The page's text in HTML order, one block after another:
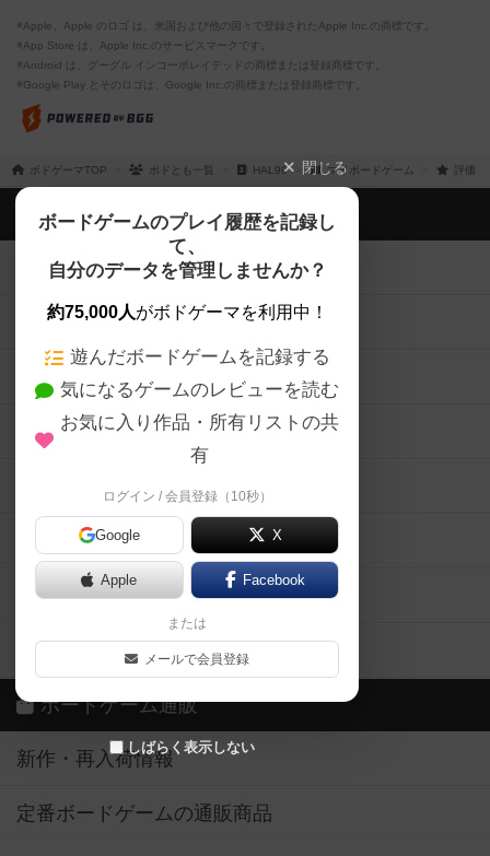
※Apple、Apple のロゴ は、米国および他の国々で登録されたApple Inc.の商標です。
※App Store は、Apple Inc.のサービスマークです。
※Android は、グーグル インコーポレイテッドの商標または登録商標です。
※Google Play とそのロゴは、Google Inc.の商標または登録商標です。
ボドゲーマTOP ボドとも一覧 HAL99 マイボードゲーム 評価し
閉じる
ボードゲームのプレイ履歴を記録し
て、
自分のデータを管理しませんか？
約75,000人がボドゲーマを利用中！
遊んだボードゲームを記録する
気になるゲームのレビューを読む
お気に入り作品・所有リストの共
有
ログイン / 会員登録（10秒）
Google X
Apple Facebook
または
メールで会員登録
しばらく表示しない
ボドゲーマTOP
ボードゲームを検索する
ボードゲームの新着レビュー
ボードゲーム会情報
メカニクス特集
掲示板・トピックス
ボドとも・会員一覧
ボードゲーム業界コラム
ボドゲーマご利用案内
ボードゲーム通販
新作・再入荷情報
定番ボードゲームの通販商品